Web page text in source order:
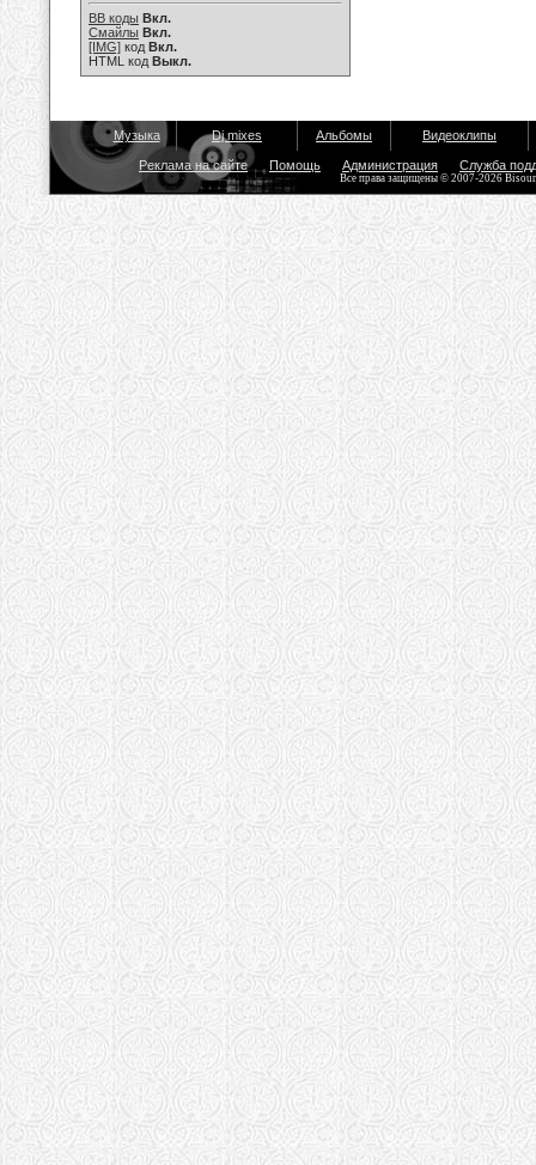
BB коды Вкл.
Смайлы Вкл.
[IMG] код Вкл.
HTML код Выкл.
Музыка Dj mixes Альбомы Видеоклипы
Реклама на сайте Помощь Администрация Служба
Все права защищены © 2007-2026